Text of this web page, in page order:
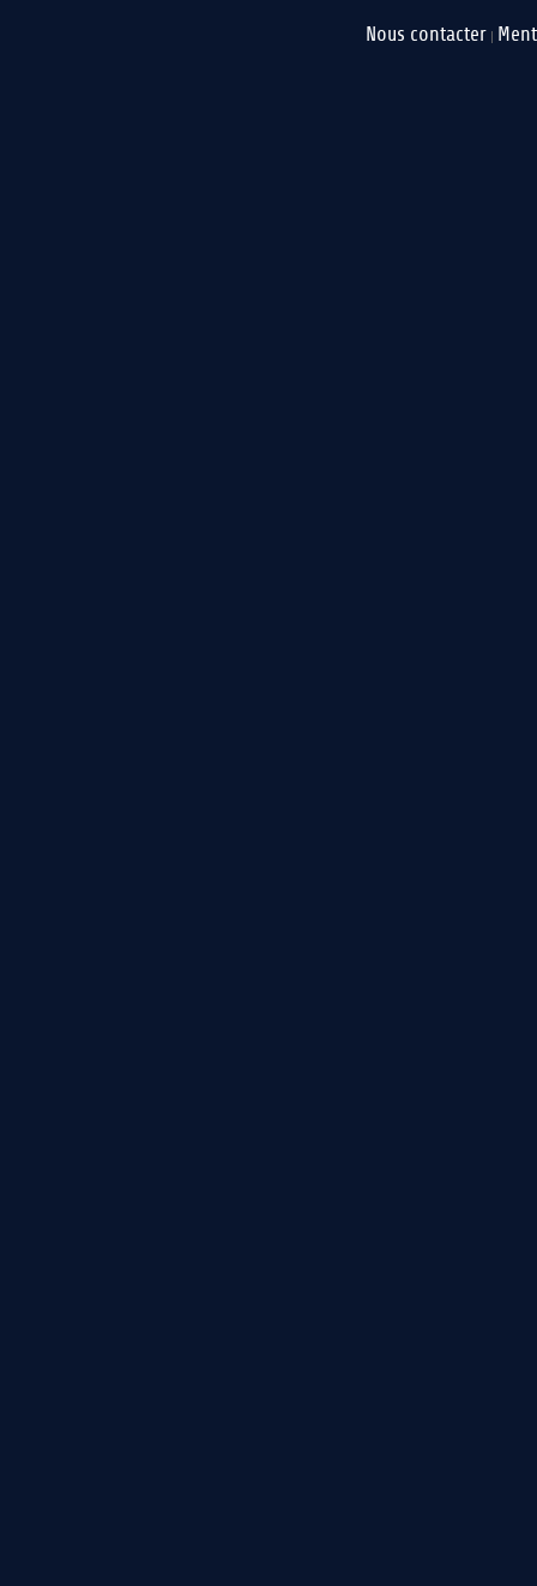
Nous contacter |